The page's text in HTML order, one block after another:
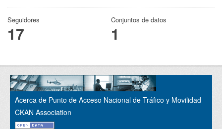
Seguidores
17
Conjuntos de datos
1
Acerca de Punto de Acceso Nacional de Tráfico y Movilidad
CKAN Association